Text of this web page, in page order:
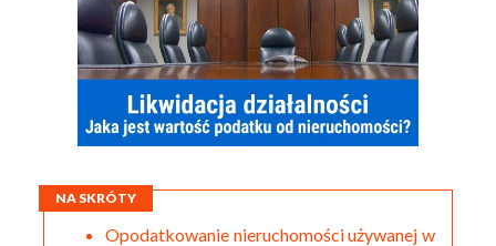
NA SKRÓTY
Opodatkowanie nieruchomości używanej w